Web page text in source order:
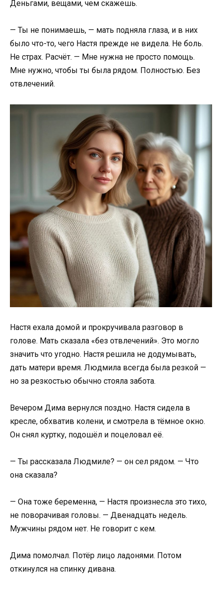
Деньгами, вещами, чем скажешь.
— Ты не понимаешь, — мать подняла глаза, и в них
было что-то, чего Настя прежде не видела. Не боль.
Не страх. Расчёт. — Мне нужна не просто помощь.
Мне нужно, чтобы ты была рядом. Полностью. Без
отвлечений.
Настя ехала домой и прокручивала разговор в
голове. Мать сказала «без отвлечений». Это могло
значить что угодно. Настя решила не додумывать,
дать матери время. Людмила всегда была резкой —
но за резкостью обычно стояла забота.
Вечером Дима вернулся поздно. Настя сидела в
кресле, обхватив колени, и смотрела в тёмное окно.
Он снял куртку, подошёл и поцеловал её.
— Ты рассказала Людмиле? — он сел рядом. — Что
она сказала?
— Она тоже беременна, — Настя произнесла это тихо,
не поворачивая головы. — Двенадцать недель.
Мужчины рядом нет. Не говорит с кем.
Дима помолчал. Потёр лицо ладонями. Потом
откинулся на спинку дивана.